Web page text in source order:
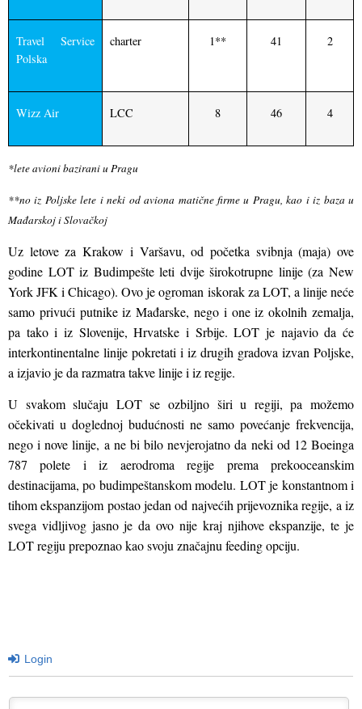
Travel Service
Polska
charter 1** 41 2
Wizz Air LCC 8 46 4
*lete avioni bazirani u Pragu
**no iz Poljske lete i neki od aviona matične firme u Pragu, kao i iz baza u
Mađarskoj i Slovačkoj
Uz letove za Krakow i Varšavu, od početka svibnja (maja) ove
godine LOT iz Budimpešte leti dvije širokotrupne linije (za New
York JFK i Chicago). Ovo je ogroman iskorak za LOT, a linije neće
samo privući putnike iz Mađarske, nego i one iz okolnih zemalja,
pa tako i iz Slovenije, Hrvatske i Srbije. LOT je najavio da će
interkontinentalne linije pokretati i iz drugih gradova izvan Poljske,
a izjavio je da razmatra takve linije i iz regije.
U svakom slučaju LOT se ozbiljno širi u regiji, pa možemo
očekivati u doglednoj budućnosti ne samo povećanje frekvencija,
nego i nove linije, a ne bi bilo nevjerojatno da neki od 12 Boeinga
787 polete i iz aerodroma regije prema prekooceanskim
destinacijama, po budimpeštanskom modelu. LOT je konstantnom i
tihom ekspanzijom postao jedan od najvećih prijevoznika regije, a iz
svega vidljivog jasno je da ovo nije kraj njihove ekspanzije, te je
LOT regiju prepoznao kao svoju značajnu feeding opciju.
Login